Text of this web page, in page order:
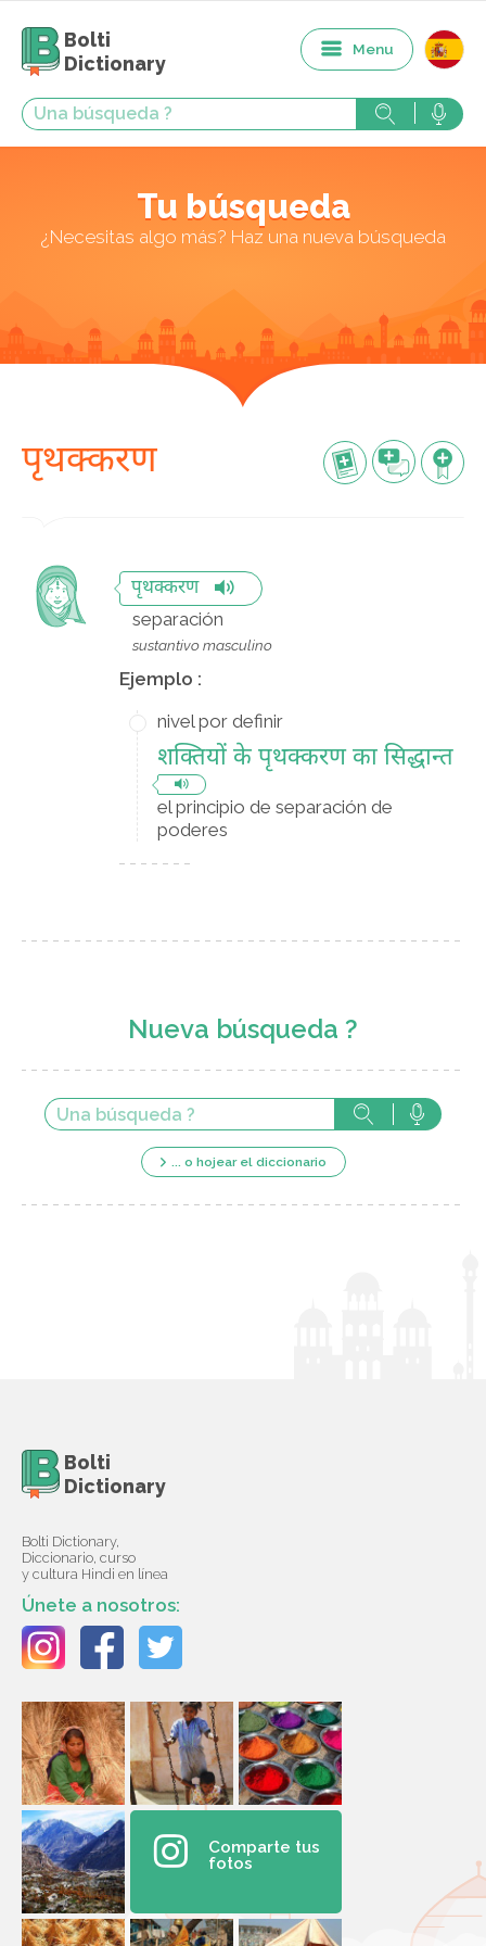
Bolti
Dictionary
Menu
Tu búsqueda
¿Necesitas algo más? Haz una nueva búsqueda
पृथक्करण
पृथक्करण
separación
sustantivo masculino
Ejemplo :
nivel por definir
शक्तियों के पृथक्करण का सिद्धान्त
el principio de separación de
poderes
Nueva búsqueda ?
... o hojear el diccionario
Bolti
Dictionary
Bolti Dictionary,
Diccionario, curso
y cultura Hindi en línea
Únete a nosotros:
Comparte tus
fotos